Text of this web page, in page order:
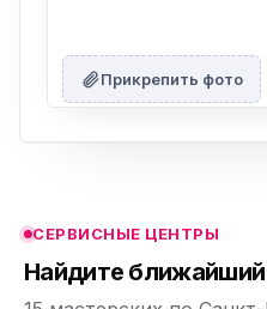
Прикрепить фото
СЕРВИСНЫЕ ЦЕНТРЫ
Найдите ближайший
ю